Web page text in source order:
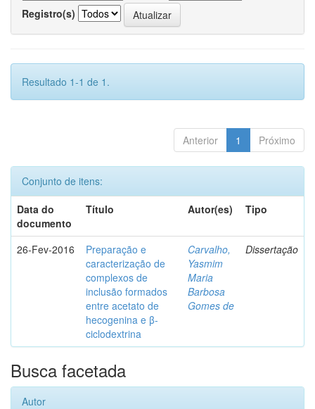
Registro(s)
Resultado 1-1 de 1.
Anterior 1 Próximo
Conjunto de itens:
Data do
documento
Título Autor(es) Tipo
26-Fev-2016
Preparação e
caracterização de
complexos de
inclusão formados
entre acetato de
hecogenina e β-
ciclodextrina
Carvalho,
Yasmim
Maria
Barbosa
Gomes de
Dissertação
Busca facetada
Autor